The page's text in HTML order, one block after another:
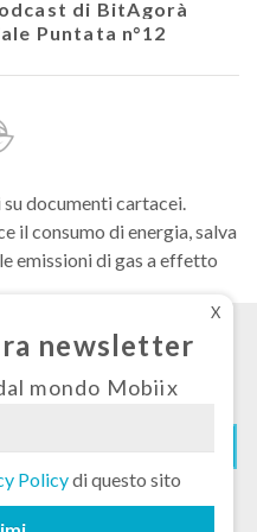
di BitAgorà
Puntata n°12
documenti cartacei.
il consumo di energia, salva
emissioni di gas a effetto
di fornitura
X
newsletter
mondo Mobiix
Policydi questo sito